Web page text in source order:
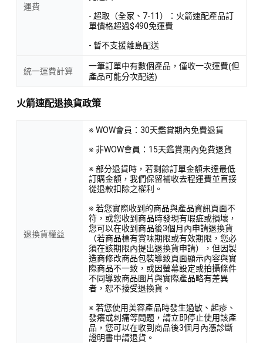
運費
- 超取（全家、7-11）：火箭速配產品訂
單價格超過$490免運費
- 暫不支援離島配送
統一運費計算
一筆訂單中有數個產品，僅收一次運費(但
產品可能分次配送)
火箭速配退換貨政策
退換貨權益
※ WOW會員：30天鑑賞期內免費退貨
※ 非WOW會員：15天鑑賞期內免費退貨
※ 部分退貨時，若剩餘訂單金額未達最低
訂購金額，我們保留補收去程運費並直接
從退款扣除之權利。
※ 若您實際收到的商品與產品資訊頁面不
符，或您收到商品時發現有瑕疵或損壞，
您可以在收到商品後3個月內申請退換貨
（若商品標有賞味期限或有效期限，您必
須在該期限內提出退換貨申請），但因製
造商修改商品包裝導致頁面顯示內容與實
際商品不一致，或因螢幕設定或拍攝條件
不同導致商品圖片與實際產品略有差異
者，恕不接受退換貨。
※ 若您使用美容產品時發生過敏、起疹、
發癢或刺痛等問題，請立即停止使用該產
品，您可以在收到商品後3個月內憑診斷
證明書申請退貨。